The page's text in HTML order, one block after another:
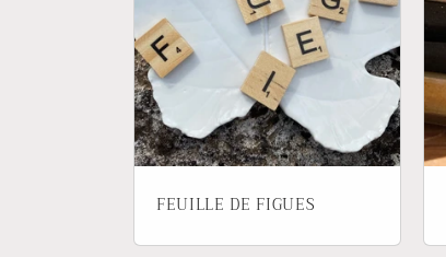
i
o
n
: FEUILLE DE FIGUES